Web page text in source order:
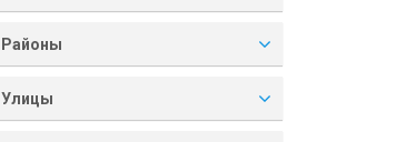
Районы
Улицы